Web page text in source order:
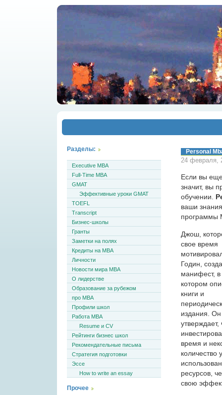
Personal
24 февраля,
Если вы
значит, вы
обучении.
ваши
программы
Джош,
свое время
Годин,
манифест, в
котором
книги и
издания. Он
утверждает,
время и
количество
ресурсов,
свою
Разделы:
Executive MBA
Full-Time MBA
GMAT
Эффективные уроки GMAT
TOEFL
Transcript
Бизнес-школы
Гранты
Заметки на полях
Кредиты на MBA
Личности
Новости мира MBA
О лидерстве
Образование за рубежом
про MBA
Профили школ
Работа MBA
Resume и CV
Рейтинги бизнес школ
Рекомендательные письма
Стратегия подготовки
Эссе
How to write an essay
Прочее